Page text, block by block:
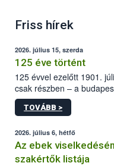
Friss hírek
2026. július 15, szerda
125 éve történt
125 évvel ezelőtt 1901.
csak részben – a
állomás a Kis Rókus utca
tervezett új épületébe.
TOVÁBB >
2026. július 6, hétfő
Az ebek
szakértők listája